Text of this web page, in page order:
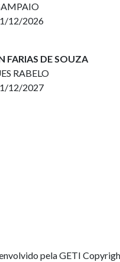
12/2026
FARIAS DE SOUZA
RABELO
12/2027
pela GETI